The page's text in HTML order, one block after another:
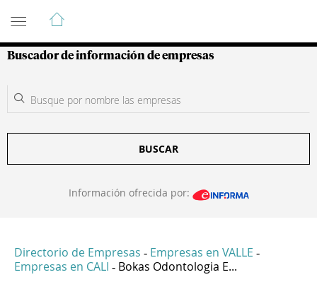
Guía de Empresas Colombianas
Buscador de información de empresas
BUSCAR
Información ofrecida por:
Directorio de Empresas - Empresas en VALLE -
Empresas en CALI - Bokas Odontologia E...